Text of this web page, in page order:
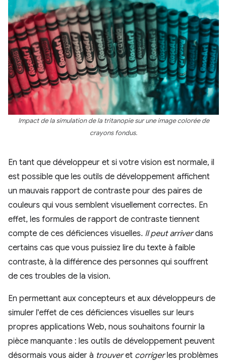
Impact de la simulation de la tritanopie sur une image colorée de
crayons fondus.
En tant que développeur et si votre vision est normale, il
est possible que les outils de développement affichent
un mauvais rapport de contraste pour des paires de
couleurs qui vous semblent visuellement correctes. En
effet, les formules de rapport de contraste tiennent
compte de ces déficiences visuelles. Il peut arriverdans
certains cas que vous puissiez lire du texte à faible
contraste, à la différence des personnes qui souffrent
de ces troubles de la vision.
En permettant aux concepteurs et aux développeurs de
simuler l'effet de ces déficiences visuelles sur leurs
propres applications Web, nous souhaitons fournir la
pièce manquante : les outils de développement peuvent
désormais vous aider à trouveret corrigerles problèmes